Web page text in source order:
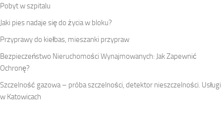
Pobyt w szpitalu
Jaki pies nadaje się do życia w bloku?
Przyprawy do kiełbas, mieszanki przypraw
Bezpieczeństwo Nieruchomości Wynajmowanych: Jak Zapewnić
Ochronę?
Szczelność gazowa – próba szczelności, detektor nieszczelności. Usługi
w Katowicach